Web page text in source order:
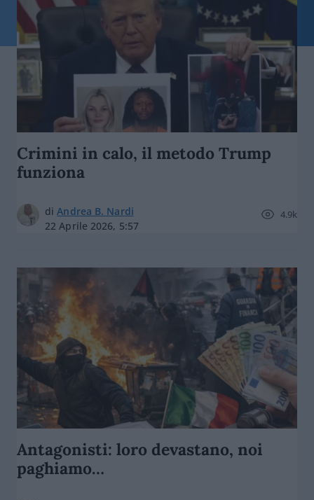
Crimini in calo, il metodo Trump
funziona
diAndrea B. Nardi
22 Aprile 2026, 5:57
4.9k
Antagonisti: loro devastano, noi
paghiamo…